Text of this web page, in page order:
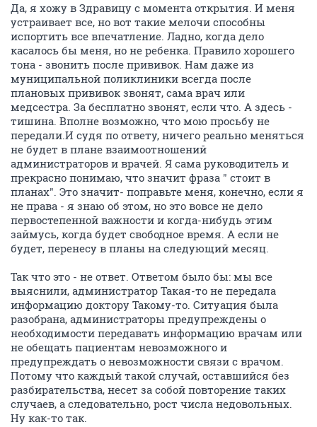
Да, я хожу в Здравицу с момента открытия. И меня
устраивает все, но вот такие мелочи способны
испортить все впечатление. Ладно, когда дело
касалось бы меня, но не ребенка. Правило хорошего
тона - звонить после прививок. Нам даже из
муниципальной поликлиники всегда после
плановых прививок звонят, сама врач или
медсестра. За бесплатно звонят, если что. А здесь -
тишина. Вполне возможно, что мою просьбу не
передали.И судя по ответу, ничего реально меняться
не будет в плане взаимоотношений
администраторов и врачей. Я сама руководитель и
прекрасно понимаю, что значит фраза " стоит в
планах". Это значит- поправьте меня, конечно, если я
не права - я знаю об этом, но это вовсе не дело
первостепенной важности и когда-нибудь этим
займусь, когда будет свободное время. А если не
будет, перенесу в планы на следующий месяц.
Так что это - не ответ. Ответом было бы: мы все
выяснили, администратор Такая-то не передала
информацию доктору Такому-то. Ситуация была
разобрана, администраторы предупреждены о
необходимости передавать информацию врачам или
не обещать пациентам невозможного и
предупреждать о невозможности связи с врачом.
Потому что каждый такой случай, оставшийся без
разбирательства, несет за собой повторение таких
случаев, а следовательно, рост числа недовольных.
Ну как-то так.